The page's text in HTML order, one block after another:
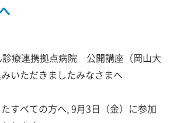
療連携拠点病院 公開講座（岡山大
いただきましたみなさまへ
すべての方へ, 9月3日（金）に参加